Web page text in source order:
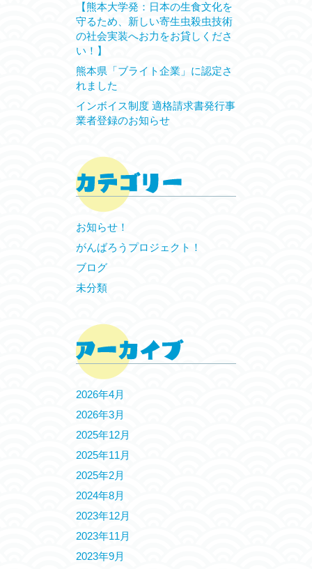
【熊本大学発：日本の生食文化を
守るため、新しい寄生虫殺虫技術
の社会実装へお力をお貸しくださ
い！】
熊本県「ブライト企業」に認定さ
れました
インボイス制度 適格請求書発行事
業者登録のお知らせ
お知らせ！
がんばろうプロジェクト！
ブログ
未分類
2026年4月
2026年3月
2025年12月
2025年11月
2025年2月
2024年8月
2023年12月
2023年11月
2023年9月